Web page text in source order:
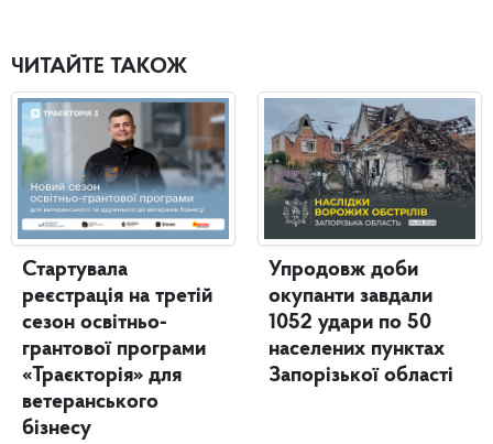
ЧИТАЙТЕ ТАКОЖ
Стартувала
реєстрація на третій
сезон освітньо-
грантової програми
«Траєкторія» для
ветеранського
бізнесу
Упродовж доби
окупанти завдали
1052 удари по 50
населених пунктах
Запорізької області